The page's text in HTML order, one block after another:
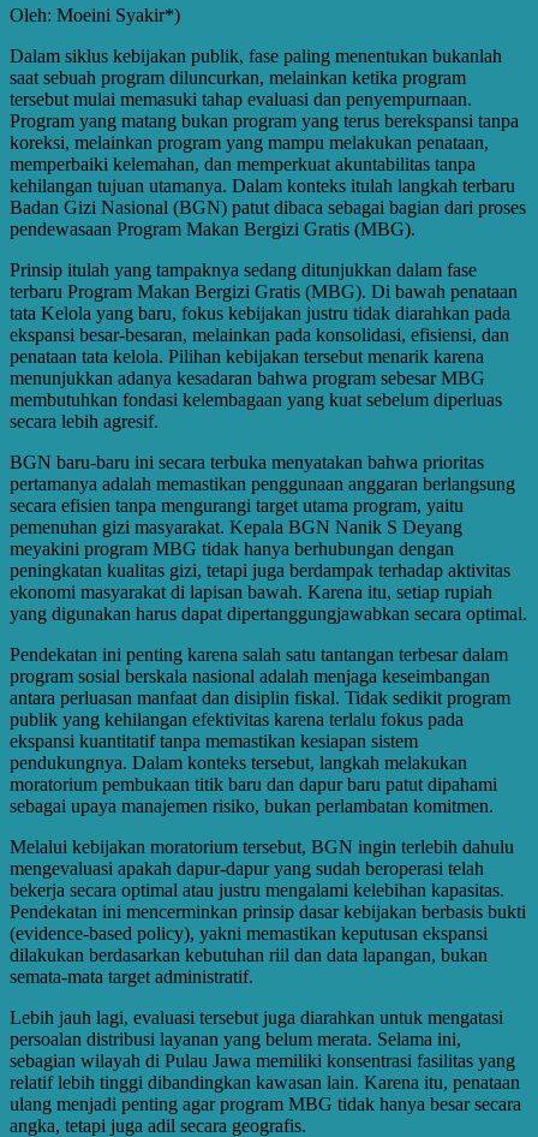
Oleh: Moeini Syakir*)
Dalam siklus kebijakan publik, fase paling menentukan bukanlah
saat sebuah program diluncurkan, melainkan ketika program
tersebut mulai memasuki tahap evaluasi dan penyempurnaan.
Program yang matang bukan program yang terus berekspansi tanpa
koreksi, melainkan program yang mampu melakukan penataan,
memperbaiki kelemahan, dan memperkuat akuntabilitas tanpa
kehilangan tujuan utamanya. Dalam konteks itulah langkah terbaru
Badan Gizi Nasional (BGN) patut dibaca sebagai bagian dari proses
pendewasaan Program Makan Bergizi Gratis (MBG).
Prinsip itulah yang tampaknya sedang ditunjukkan dalam fase
terbaru Program Makan Bergizi Gratis (MBG). Di bawah penataan
tata Kelola yang baru, fokus kebijakan justru tidak diarahkan pada
ekspansi besar-besaran, melainkan pada konsolidasi, efisiensi, dan
penataan tata kelola. Pilihan kebijakan tersebut menarik karena
menunjukkan adanya kesadaran bahwa program sebesar MBG
membutuhkan fondasi kelembagaan yang kuat sebelum diperluas
secara lebih agresif.
BGN baru-baru ini secara terbuka menyatakan bahwa prioritas
pertamanya adalah memastikan penggunaan anggaran berlangsung
secara efisien tanpa mengurangi target utama program, yaitu
pemenuhan gizi masyarakat. Kepala BGN Nanik S Deyang
meyakini program MBG tidak hanya berhubungan dengan
peningkatan kualitas gizi, tetapi juga berdampak terhadap aktivitas
ekonomi masyarakat di lapisan bawah. Karena itu, setiap rupiah
yang digunakan harus dapat dipertanggungjawabkan secara optimal.
Pendekatan ini penting karena salah satu tantangan terbesar dalam
program sosial berskala nasional adalah menjaga keseimbangan
antara perluasan manfaat dan disiplin fiskal. Tidak sedikit program
publik yang kehilangan efektivitas karena terlalu fokus pada
ekspansi kuantitatif tanpa memastikan kesiapan sistem
pendukungnya. Dalam konteks tersebut, langkah melakukan
moratorium pembukaan titik baru dan dapur baru patut dipahami
sebagai upaya manajemen risiko, bukan perlambatan komitmen.
Melalui kebijakan moratorium tersebut, BGN ingin terlebih dahulu
mengevaluasi apakah dapur-dapur yang sudah beroperasi telah
bekerja secara optimal atau justru mengalami kelebihan kapasitas.
Pendekatan ini mencerminkan prinsip dasar kebijakan berbasis bukti
(evidence-based policy), yakni memastikan keputusan ekspansi
dilakukan berdasarkan kebutuhan riil dan data lapangan, bukan
semata-mata target administratif.
Lebih jauh lagi, evaluasi tersebut juga diarahkan untuk mengatasi
persoalan distribusi layanan yang belum merata. Selama ini,
sebagian wilayah di Pulau Jawa memiliki konsentrasi fasilitas yang
relatif lebih tinggi dibandingkan kawasan lain. Karena itu, penataan
ulang menjadi penting agar program MBG tidak hanya besar secara
angka, tetapi juga adil secara geografis.